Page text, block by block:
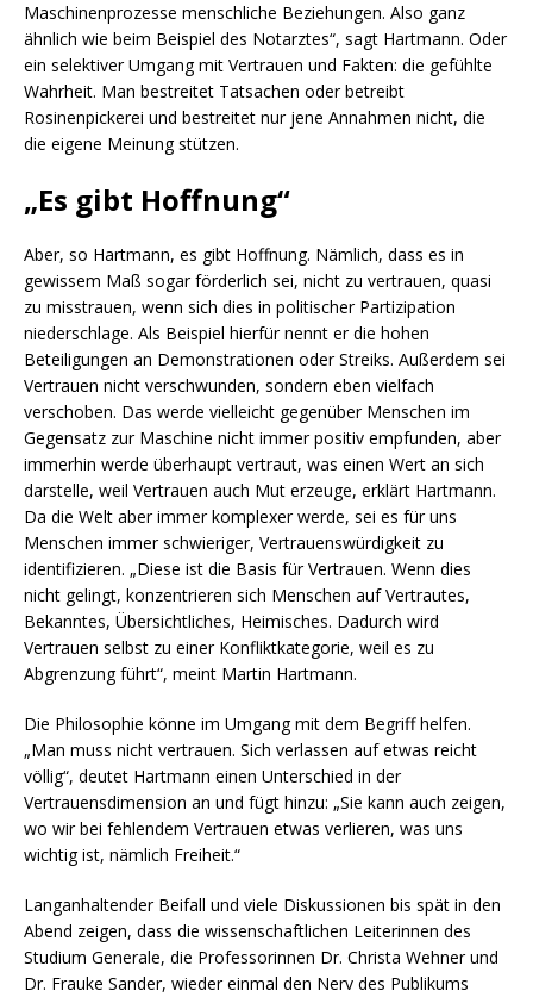
Maschinenprozesse menschliche Beziehungen. Also ganz
ähnlich wie beim Beispiel des Notarztes“, sagt Hartmann. Oder
ein selektiver Umgang mit Vertrauen und Fakten: die gefühlte
Wahrheit. Man bestreitet Tatsachen oder betreibt
Rosinenpickerei und bestreitet nur jene Annahmen nicht, die
die eigene Meinung stützen.
„Es gibt Hoffnung“
Aber, so Hartmann, es gibt Hoffnung. Nämlich, dass es in
gewissem Maß sogar förderlich sei, nicht zu vertrauen, quasi
zu misstrauen, wenn sich dies in politischer Partizipation
niederschlage. Als Beispiel hierfür nennt er die hohen
Beteiligungen an Demonstrationen oder Streiks. Außerdem sei
Vertrauen nicht verschwunden, sondern eben vielfach
verschoben. Das werde vielleicht gegenüber Menschen im
Gegensatz zur Maschine nicht immer positiv empfunden, aber
immerhin werde überhaupt vertraut, was einen Wert an sich
darstelle, weil Vertrauen auch Mut erzeuge, erklärt Hartmann.
Da die Welt aber immer komplexer werde, sei es für uns
Menschen immer schwieriger, Vertrauenswürdigkeit zu
identifizieren. „Diese ist die Basis für Vertrauen. Wenn dies
nicht gelingt, konzentrieren sich Menschen auf Vertrautes,
Bekanntes, Übersichtliches, Heimisches. Dadurch wird
Vertrauen selbst zu einer Konfliktkategorie, weil es zu
Abgrenzung führt“, meint Martin Hartmann.
Die Philosophie könne im Umgang mit dem Begriff helfen.
„Man muss nicht vertrauen. Sich verlassen auf etwas reicht
völlig“, deutet Hartmann einen Unterschied in der
Vertrauensdimension an und fügt hinzu: „Sie kann auch zeigen,
wo wir bei fehlendem Vertrauen etwas verlieren, was uns
wichtig ist, nämlich Freiheit.“
Langanhaltender Beifall und viele Diskussionen bis spät in den
Abend zeigen, dass die wissenschaftlichen Leiterinnen des
Studium Generale, die Professorinnen Dr. Christa Wehner und
Dr. Frauke Sander, wieder einmal den Nerv des Publikums